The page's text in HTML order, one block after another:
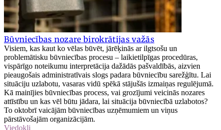
Būvniecības nozare birokrātijas važās
Visiem, kas kaut ko vēlas būvēt, jārēķinās ar ilgtsošu un
problemātisku būvniecības procesu – laikietilpīgas procedūras,
vispārīgo noteikumu interpretācija dažādās pašvaldībās, aizvien
pieaugošais administratīvais slogs padara būvniecību sarežģītu. Lai
situāciju uzlabotu, vasaras vidū spēkā stājušās izmaiņas regulējumā.
Kā mainījies būvniecības process, vai grozījumi veicinās nozares
attīstību un kas vēl būtu jādara, lai situācija būvniecībā uzlabotos?
To oktobrī vaicājām būvniecības uzņēmumiem un viņus
pārstāvošajām organizācijām.
Viedokļi